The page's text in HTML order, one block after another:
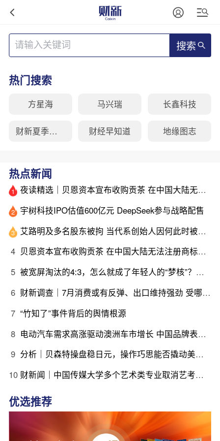
搜索
热门搜索
方星海 马兴瑞 长鑫科技
财新夏季峰会 财经早知道 地缘图志
热点新闻
1 夜读精选｜贝恩资本宣布收购贡茶 在中国大陆无法注册商标后退出市场
2 宇树科技IPO估值600亿元 DeepSeek参与战略配售
3
艾路明及多名股东被拘 当代系创始人因何此时被清算
4
贝恩资本宣布收购贡茶 在中国大陆无法注册商标后退出市场
5
被宽屏淘汰的4:3，怎么就成了年轻人的“梦核”？｜热点
6
财新调查｜7月消费或有反弹、出口维持强劲 受哪些因素带动？
7 “竹知了”事件背后的舆情根源
8
电动汽车需求高涨驱动澳洲车市增长 中国品牌表现强劲｜出海·汽车
9
分析｜贝森特操盘稳日元，操作巧思能否撬动美日货币基本面
10
财新闻｜中国传媒大学多个艺术类专业取消艺考，将依据考生高考文化课成绩由高到低依次录取
优选推荐